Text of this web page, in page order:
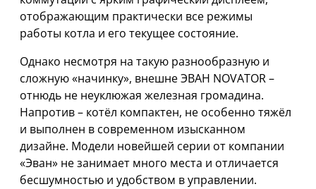
отображающим практически все режимы
работы котла и его текущее состояние.
Однако несмотря на такую разнообразную и
сложную «начинку», внешне ЭВАН NOVATOR –
отнюдь не неуклюжая железная громадина.
Напротив – котёл компактен, не особенно тяжёл
и выполнен в современном изысканном
дизайне. Модели новейшей серии от компании
«Эван» не занимает много места и отличается
бесшумностью и удобством в управлении.